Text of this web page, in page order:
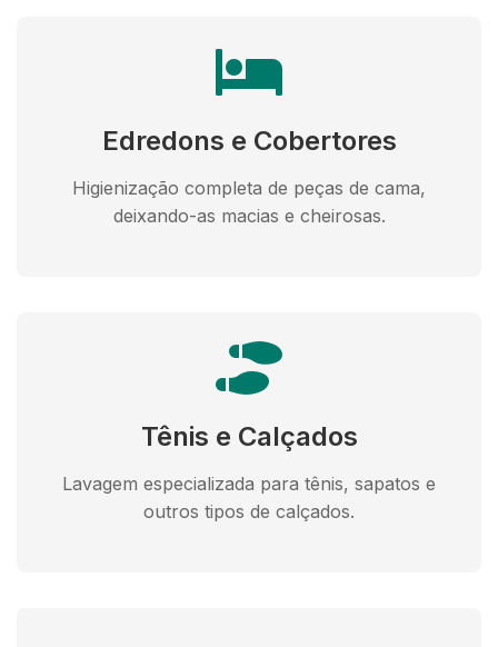
Edredons e Cobertores
Higienização completa de peças de cama,
deixando-as macias e cheirosas.
Tênis e Calçados
Lavagem especializada para tênis, sapatos e
outros tipos de calçados.